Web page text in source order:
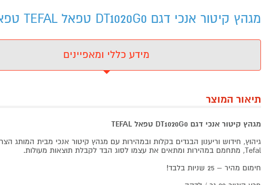
מגהץ קיטור אנכי דגם DT1020G0 טפאל TEFAL טפאל - מידע נוסף
מידע כללי ומאפיינים
תיאור המוצר
מגהץ קיטור אנכי דגם DT1020G0 טפאל TEFAL
גיהוץ, חידוש וריענון הבגדים בקלות ובמהירות עם מגהץ קיטור אנכי מבית המותג
Tefal, מתחמם במהירות ומתאים את עצמו לסוג הבד לקבלת תוצאות מעולות.
חימום מהיר – 25 שניות בלבד!